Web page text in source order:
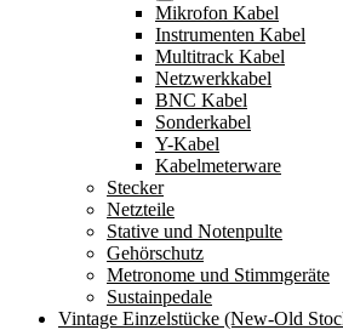
Mikrofon Kabel
Instrumenten Kabel
Multitrack Kabel
Netzwerkkabel
BNC Kabel
Sonderkabel
Y-Kabel
Kabelmeterware
Stecker
Netzteile
Stative und Notenpulte
Gehörschutz
Metronome und Stimmgeräte
Sustainpedale
Vintage Einzelstücke (New-Old